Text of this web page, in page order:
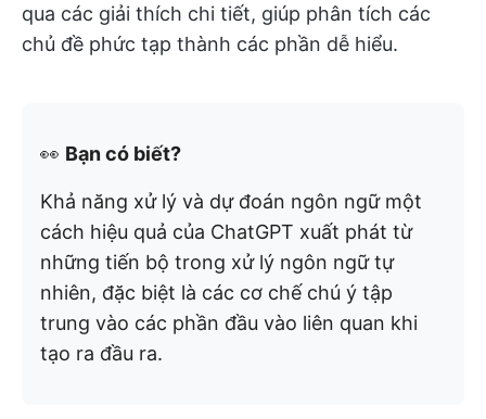
qua các giải thích chi tiết, giúp phân tích các
chủ đề phức tạp thành các phần dễ hiểu.
👀 Bạn có biết?
Khả năng xử lý và dự đoán ngôn ngữ một
cách hiệu quả của ChatGPT xuất phát từ
những tiến bộ trong xử lý ngôn ngữ tự
nhiên, đặc biệt là các cơ chế chú ý tập
trung vào các phần đầu vào liên quan khi
tạo ra đầu ra.